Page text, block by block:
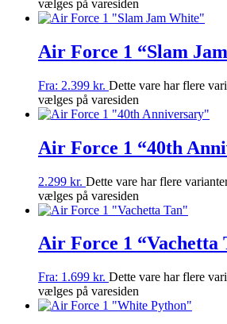
vælges på varesiden
Air Force 1 “Slam
Fra: 2.399 kr. Dette vare har flere
vælges på varesiden
Air Force 1 “40th
2.299 kr. Dette vare har flere
vælges på varesiden
Air Force 1 “Vachetta
Fra: 1.699 kr. Dette vare har flere
vælges på varesiden